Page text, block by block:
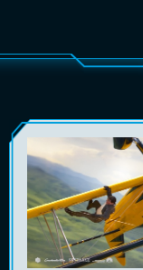
ФИЛЬМЫ
КОНФЕРЕНЦИИ